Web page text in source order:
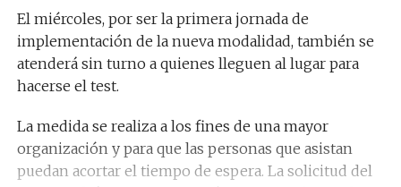
El miércoles, por ser la primera jornada de
implementación de la nueva modalidad, también se
atenderá sin turno a quienes lleguen al lugar para
hacerse el test.
La medida se realiza a los fines de una mayor
organización y para que las personas que asistan
puedan acortar el tiempo de espera. La solicitud del